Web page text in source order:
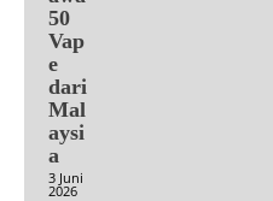
50
Vap
e
dari
Mal
aysi
a
3 Juni
2026